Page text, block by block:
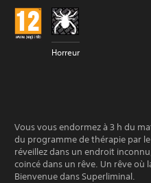
Horreur
Vous vous endormez à 3 h du
du programme de thérapie par
réveillez dans un endroit
coincé dans un rêve. Un rêve où
Bienvenue dans Superliminal.